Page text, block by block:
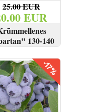
25.00 EUR
EUR
130-140
cm
PIRKT